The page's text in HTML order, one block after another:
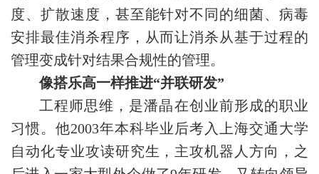
度、扩散速度，甚至能针对不同的细菌、病毒
安排最佳消杀程序，从而让消杀从基于过程的
管理变成针对结果合规性的管理。
像搭乐高一样推进“并联研发”
工程师思维，是潘晶在创业前形成的职业
习惯。他2003年本科毕业后考入上海交通大学
自动化专业攻读研究生，主攻机器人方向，之